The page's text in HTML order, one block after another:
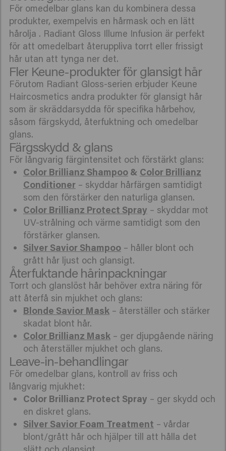
För omedelbar glans kan du kombinera dessa
produkter, exempelvis en hårmask och en lätt
hårolja . Radiant Gloss Illume Infusion är perfekt
för att omedelbart återuppliva torrt eller frissigt
hår utan att tynga ner det.
Fler Keune-produkter för glansigt hår
Förutom Radiant Gloss-serien erbjuder Keune
Haircosmetics andra produkter för glansigt hår
som är skräddarsydda för specifika hårbehov,
såsom färgskydd, återfuktning och omedelbar
glans.
Färgsskydd & glans
För långvarig färgintensitet och förstärkt glans:
Color Brillianz Shampoo& Color Brillianz
Conditioner– skyddar hårfärgen samtidigt
som den förstärker den naturliga glansen.
Color Brillianz Protect Spray – skyddar mot
UV-strålning och värme samtidigt som den
förstärker glansen.
Silver Savior Shampoo– håller blont och
grått hår ljust och glansigt.
Återfuktande hårinpackningar
Torrt och glanslöst hår behöver extra näring för
att återfå sin mjukhet och glans:
Blonde Savior Mask– återställer och stärker
skadat blont hår.
Color Brillianz Mask– ger djupgående näring
och återställer mjukhet och glans.
Leave-in-behandlingar
För omedelbar glans, kontroll av friss och
långvarig mjukhet:
Color Brillianz Protect Spray – ger skydd och
en diskret glans.
Silver Savior Foam Treatment – vårdar
blont/grått hår och hjälper till att hålla det